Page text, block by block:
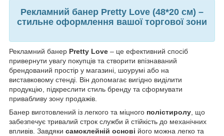
Рекламний банер Pretty Love (48*20 см) –
стильне оформлення вашої торгової зони
Рекламний банер Pretty Love – це ефективний спосіб
привернути увагу покупців та створити впізнаваний
брендований простір у магазині, шоурумі або на
виставковому стенді. Він допомагає вигідно виділити
продукцію, підкреслити стиль бренду та сформувати
привабливу зону продажів.
Банер виготовлений із легкого та міцного полістиролу, що
забезпечує тривалий строк служби й стійкість до механічних
впливів. Завдяки самоклейній основі його можна легко та